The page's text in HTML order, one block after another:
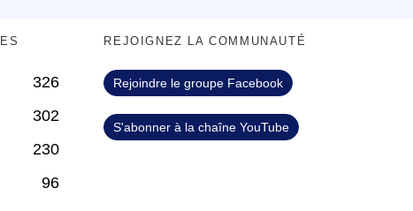
326
302
230
96
REJOIGNEZ LA COMMUNAUTÉ
Rejoindre le groupe Facebook
S'abonner à la chaîne YouTube